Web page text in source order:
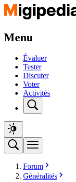
Menu
Évaluer
Tester
Discuter
Voter
Activités
Forum
Généralités